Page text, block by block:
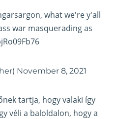
, what we're y'all
war masquerading as
November 8, 2021
tartja, hogy valaki így
véli a baloldalon, hogy a